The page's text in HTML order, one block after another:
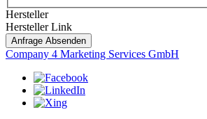
Hersteller
Hersteller Link
Anfrage Absenden
Company 4 Marketing Services GmbH